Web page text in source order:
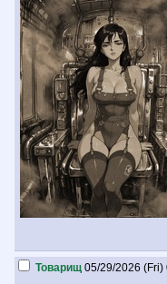
Товарищ 05/29/2026 (Fri)